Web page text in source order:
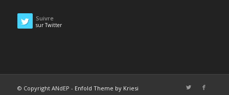
Suivre
sur Twitter
© Copyright ANdEP - Enfold Theme by Kriesi